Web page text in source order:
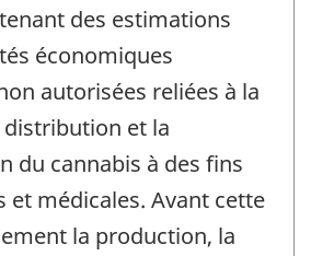
des estimations
économiques
autorisées reliées à la
et la
du cannabis à des fins
et médicales. Avant cette
la production, la